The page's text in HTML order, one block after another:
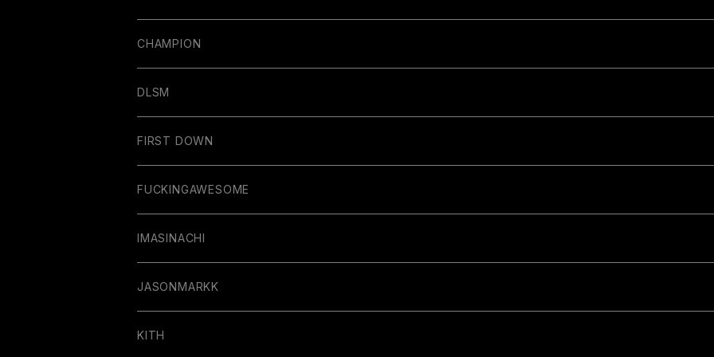
CHAMPION
DLSM
FIRST DOWN
FUCKINGAWESOME
IMASINACHI
JASONMARKK
KITH